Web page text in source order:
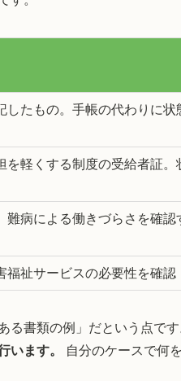
したもの。手帳の代わりに
を軽くする制度の受給者証
難病による働きづらさを確
福祉サービスの必要性を確
る書類の例」だという点で
います。
自分のケースで何